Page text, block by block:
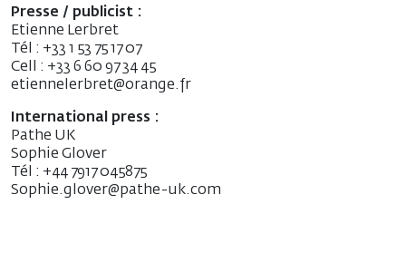
Presse / publicist :
Etienne Lerbret
Tél : +33 1 53 75 17 07
Cell : +33 6 60 97 34 45
etiennelerbret@orange.fr
International press :
Pathe UK
Sophie Glover
Tél : +44 7917 045875
Sophie.glover@pathe-uk.com